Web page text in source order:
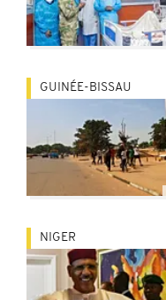
GUINÉE-BISSAU
NIGER